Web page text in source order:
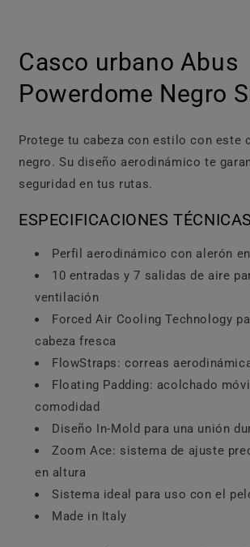
multimedia
1
en
una
Casco urbano Abus
Powerdome Negro
Protege tu cabeza con estilo con este
negro. Su diseño aerodinámico te
seguridad en tus rutas.
ESPECIFICACIONES TÉCNICAS
Perfil aerodinámico con alerón
10 entradas y 7 salidas de aire
ventilación
Forced Air Cooling Technology
cabeza fresca
FlowStraps: correas
Floating Padding: acolchado
comodidad
Diseño In-Mold para una unión
Zoom Ace: sistema de ajuste
en altura
Sistema ideal para uso con el
Made in Italy